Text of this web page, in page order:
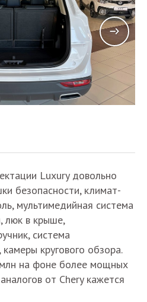
Luxury довольно
безопасности, климат-
мультимедийная система
люк в крыше,
система
кругового обзора.
на фоне более мощных
от Chery кажется